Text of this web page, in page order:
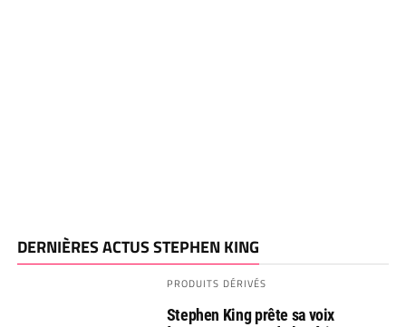
DERNIÈRES ACTUS STEPHEN KING
PRODUITS DÉRIVÉS
Stephen King prête sa voix